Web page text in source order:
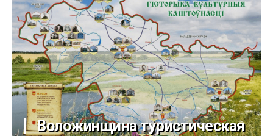
Воложинщина туристическая